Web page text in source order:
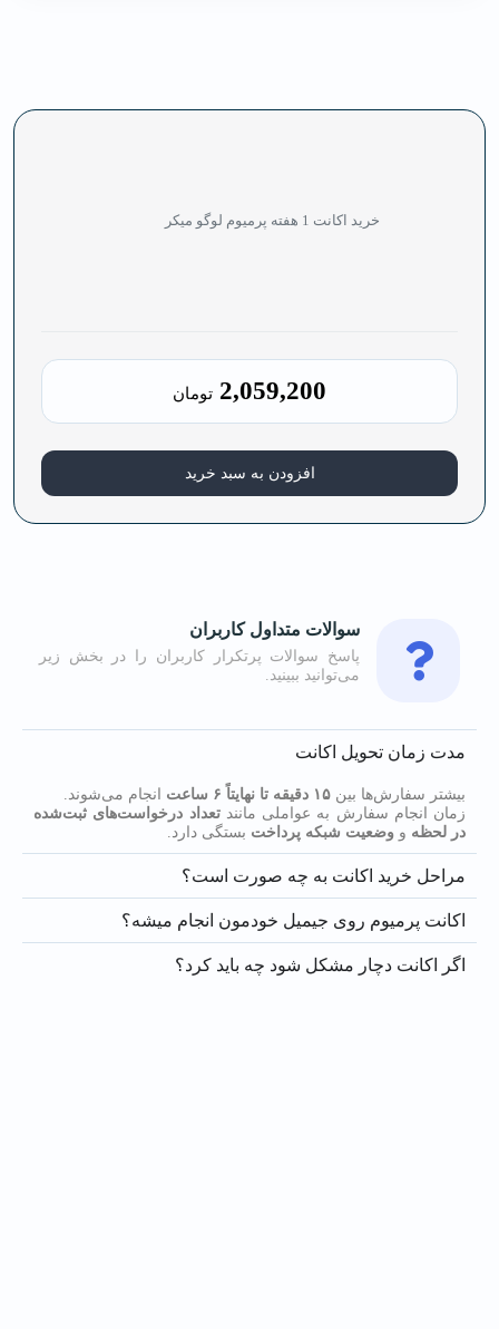
خرید اکانت 1 هفته پرمیوم لوگو میکر
2,059,200 تومان
افزودن به سبد خرید
سوالات متداول کاربران
پاسخ سوالات پرتکرار کاربران را در بخش زیر
می‌توانید ببینید.
مدت زمان تحویل اکانت
بیشتر سفارش‌ها بین ۱۵ دقیقه تا نهایتاً ۶ ساعت
انجام می‌شوند.
زمان انجام سفارش به عواملی مانندتعداد درخواست‌های ثبت‌شده
در لحظه و وضعیت شبکه پرداخت بستگی دارد.
مراحل خرید اکانت به چه صورت است؟
اکانت پرمیوم روی جیمیل خودمون انجام میشه؟
اگر اکانت دچار مشکل شود چه باید کرد؟